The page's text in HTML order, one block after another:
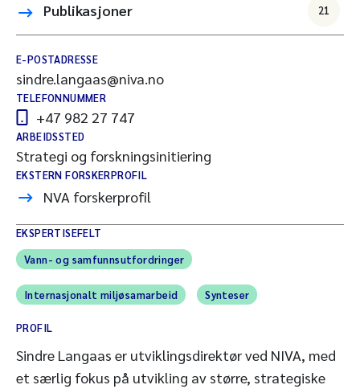
Publikasjoner 21
E-POSTADRESSE
sindre.langaas@niva.no
TELEFONNUMMER
+47 982 27 747
ARBEIDSSTED
Strategi og forskningsinitiering
EKSTERN FORSKERPROFIL
NVA forskerprofil
EKSPERTISEFELT
Vann- og samfunnsutfordringer
Internasjonalt miljøsamarbeid Synteser
PROFIL
Sindre Langaas er utviklingsdirektør ved NIVA, med
et særlig fokus på utvikling av større, strategiske